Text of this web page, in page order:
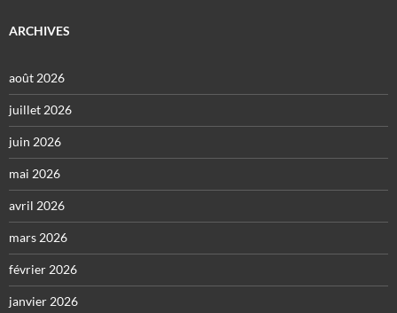
ARCHIVES
août 2026
juillet 2026
juin 2026
mai 2026
avril 2026
mars 2026
février 2026
janvier 2026